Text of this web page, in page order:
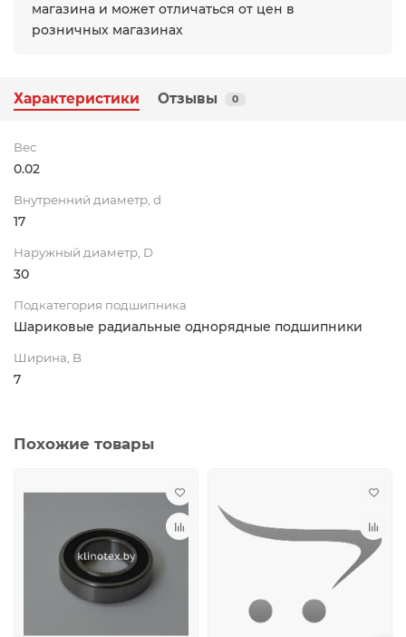
магазина и может отличаться от цен в
розничных магазинах
Характеристики Отзывы 0
Вес
0.02
Внутренний диаметр, d
17
Наружный диаметр, D
30
Подкатегория подшипника
Шариковые радиальные однорядные подшипники
Ширина, B
7
Похожие товары